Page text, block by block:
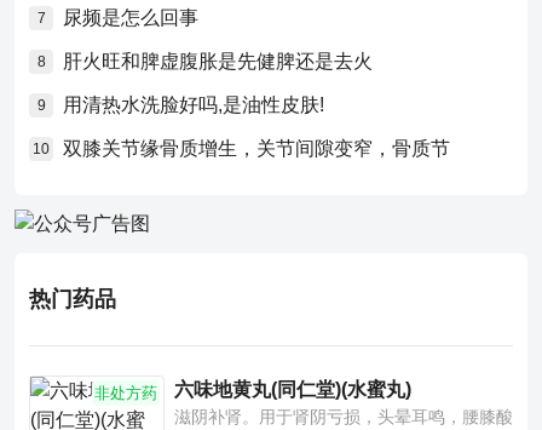
7 尿频是怎么回事
8 肝火旺和脾虚腹胀是先健脾还是去火
9 用清热水洗脸好吗,是油性皮肤!
10 双膝关节缘骨质增生，关节间隙变窄，骨质节
热门药品
非处方药 六味地黄丸(同仁堂)(水蜜丸)
滋阴补肾。用于肾阴亏损，头晕耳鸣，腰膝酸